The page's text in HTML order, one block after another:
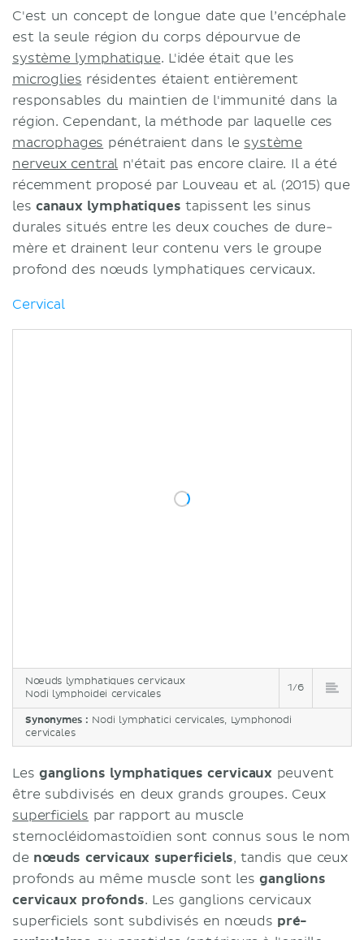
C'est un concept de longue date que l’encéphale
est la seule région du corps dépourvue de
système lymphatique. L'idée était que les
microglies résidentes étaient entièrement
responsables du maintien de l'immunité dans la
région. Cependant, la méthode par laquelle ces
macrophages pénétraient dans le système
nerveux central n'était pas encore claire. Il a été
récemment proposé par Louveau et al. (2015) que
les canaux lymphatiques tapissent les sinus
durales situés entre les deux couches de dure-
mère et drainent leur contenu vers le groupe
profond des nœuds lymphatiques cervicaux.
Cervical
Nœuds lymphatiques cervicaux
Nodi lymphoidei cervicales
1/6
Synonymes : Nodi lymphatici cervicales, Lymphonodi
cervicales
Les ganglions lymphatiques cervicaux peuvent
être subdivisés en deux grands groupes. Ceux
superficiels par rapport au muscle
sternocléidomastoïdien sont connus sous le nom
de nœuds cervicaux superficiels, tandis que ceux
profonds au même muscle sont lesganglions
cervicaux profonds. Les ganglions cervicaux
superficiels sont subdivisés en nœuds pré-